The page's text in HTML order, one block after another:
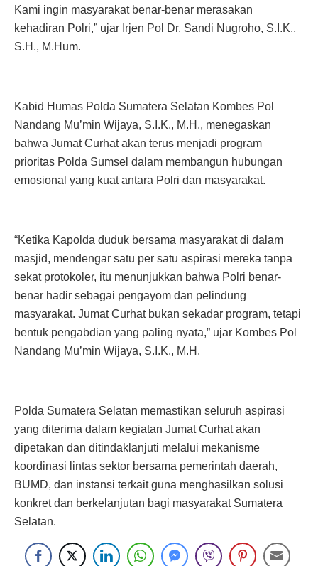
Kami ingin masyarakat benar-benar merasakan
kehadiran Polri,” ujar Irjen Pol Dr. Sandi Nugroho, S.I.K.,
S.H., M.Hum.
Kabid Humas Polda Sumatera Selatan Kombes Pol
Nandang Mu’min Wijaya, S.I.K., M.H., menegaskan
bahwa Jumat Curhat akan terus menjadi program
prioritas Polda Sumsel dalam membangun hubungan
emosional yang kuat antara Polri dan masyarakat.
“Ketika Kapolda duduk bersama masyarakat di dalam
masjid, mendengar satu per satu aspirasi mereka tanpa
sekat protokoler, itu menunjukkan bahwa Polri benar-
benar hadir sebagai pengayom dan pelindung
masyarakat. Jumat Curhat bukan sekadar program, tetapi
bentuk pengabdian yang paling nyata,” ujar Kombes Pol
Nandang Mu’min Wijaya, S.I.K., M.H.
Polda Sumatera Selatan memastikan seluruh aspirasi
yang diterima dalam kegiatan Jumat Curhat akan
dipetakan dan ditindaklanjuti melalui mekanisme
koordinasi lintas sektor bersama pemerintah daerah,
BUMD, dan instansi terkait guna menghasilkan solusi
konkret dan berkelanjutan bagi masyarakat Sumatera
Selatan.